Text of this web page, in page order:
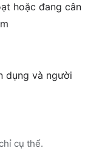
hoặc đang cân
dụng và người
cụ thể.